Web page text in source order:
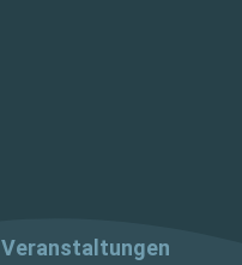
Veranstaltungen